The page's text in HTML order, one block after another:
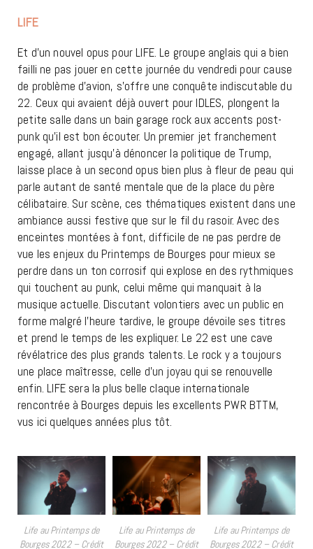
LIFE
Et d’un nouvel opus pour LIFE. Le groupe anglais qui a bien
failli ne pas jouer en cette journée du vendredi pour cause
de problème d’avion, s’offre une conquête indiscutable du
22. Ceux qui avaient déjà ouvert pour IDLES, plongent la
petite salle dans un bain garage rock aux accents post-
punk qu’il est bon écouter. Un premier jet franchement
engagé, allant jusqu’à dénoncer la politique de Trump,
laisse place à un second opus bien plus à fleur de peau qui
parle autant de santé mentale que de la place du père
célibataire. Sur scène, ces thématiques existent dans une
ambiance aussi festive que sur le fil du rasoir. Avec des
enceintes montées à font, difficile de ne pas perdre de
vue les enjeux du Printemps de Bourges pour mieux se
perdre dans un ton corrosif qui explose en des rythmiques
qui touchent au punk, celui même qui manquait à la
musique actuelle. Discutant volontiers avec un public en
forme malgré l’heure tardive, le groupe dévoile ses titres
et prend le temps de les expliquer. Le 22 est une cave
révélatrice des plus grands talents. Le rock y a toujours
une place maîtresse, celle d’un joyau qui se renouvelle
enfin. LIFE sera la plus belle claque internationale
rencontrée à Bourges depuis les excellents PWR BTTM,
vus ici quelques années plus tôt.
Life au Printemps de
Bourges 2022 – Crédit
Life au Printemps de
Bourges 2022 – Crédit
Life au Printemps de
Bourges 2022 – Crédit